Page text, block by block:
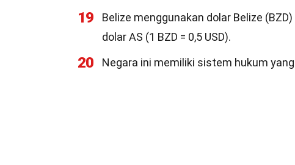
19
Belize menggunakan dolar Belize
dolar AS (1 BZD = 0,5 USD).
20 Negara ini memiliki sistem hukum